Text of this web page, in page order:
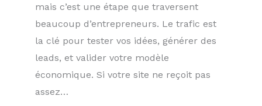
mais c’est une étape que traversent
beaucoup d’entrepreneurs. Le trafic est
la clé pour tester vos idées, générer des
leads, et valider votre modèle
économique. Si votre site ne reçoit pas
assez…